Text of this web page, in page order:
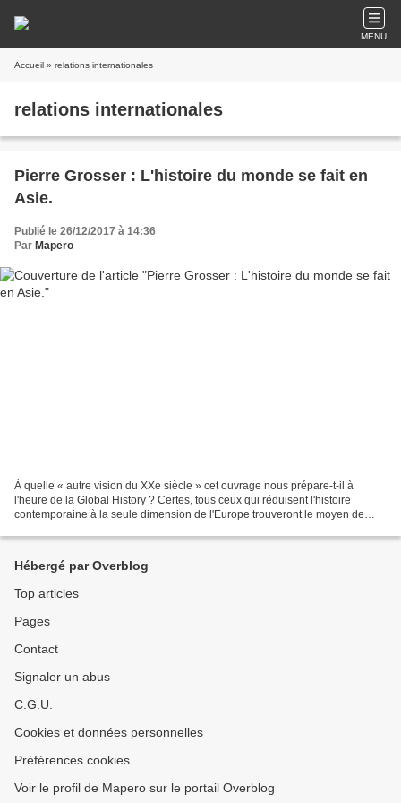
MENU
Accueil » relations internationales
relations internationales
Pierre Grosser : L'histoire du monde se fait en
Asie.
Publié le 26/12/2017 à 14:36
Par Mapero
À quelle « autre vision du XXe siècle » cet ouvrage nous prépare-t-il à
l'heure de la Global History ? Certes, tous ceux qui réduisent l'histoire
contemporaine à la seule dimension de l'Europe trouveront le moyen de
Hébergé par Overblog
Top articles
Pages
Contact
Signaler un abus
C.G.U.
Cookies et données personnelles
Préférences cookies
Voir le profil de Mapero sur le portail Overblog